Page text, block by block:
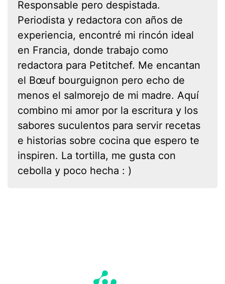
Responsable pero despistada.
Periodista y redactora con años de
experiencia, encontré mi rincón ideal
en Francia, donde trabajo como
redactora para Petitchef. Me encantan
el Bœuf bourguignon pero echo de
menos el salmorejo de mi madre. Aquí
combino mi amor por la escritura y los
sabores suculentos para servir recetas
e historias sobre cocina que espero te
inspiren. La tortilla, me gusta con
cebolla y poco hecha : )